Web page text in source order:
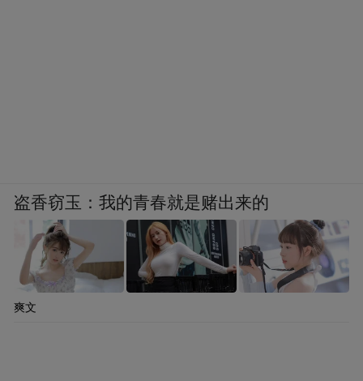
盗香窃玉：我的青春就是赌出来的
爽文